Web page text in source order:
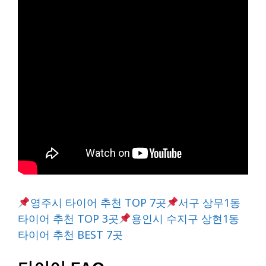
영주시 타이어 추천 TOP 7곳
서구 상무1동
타이어 추천 TOP 3곳
용인시 수지구 상현1동
타이어 추천 BEST 7곳